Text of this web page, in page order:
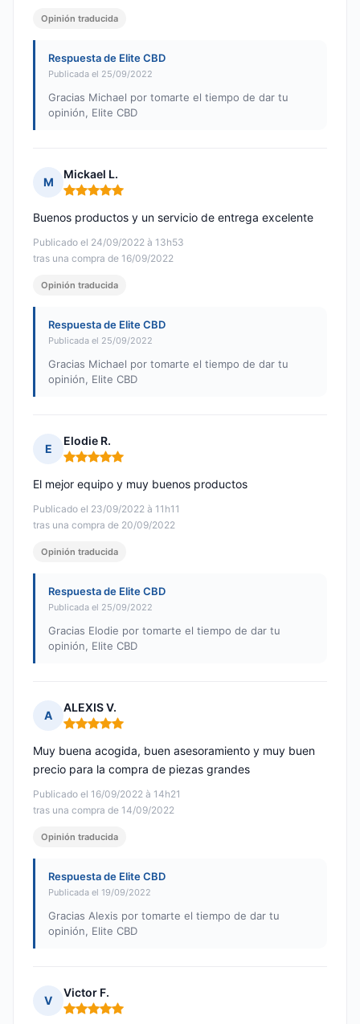
Opinión traducida
Respuesta de Elite CBD
Publicada el 25/09/2022
Gracias Michael por tomarte el tiempo de dar tu
opinión, Elite CBD
M
Mickael L.
Nota: 5 de 5
Publicado el 24/09/2022 à 13h53
tras una compra de 16/09/2022
Buenos productos y un servicio de entrega excelente
Opinión traducida
Respuesta de Elite CBD
Publicada el 25/09/2022
Gracias Michael por tomarte el tiempo de dar tu
opinión, Elite CBD
E
Elodie R.
Nota: 5 de 5
Publicado el 23/09/2022 à 11h11
tras una compra de 20/09/2022
El mejor equipo y muy buenos productos
Opinión traducida
Respuesta de Elite CBD
Publicada el 25/09/2022
Gracias Elodie por tomarte el tiempo de dar tu
opinión, Elite CBD
A
ALEXIS V.
Nota: 5 de 5
Publicado el 16/09/2022 à 14h21
tras una compra de 14/09/2022
Muy buena acogida, buen asesoramiento y muy buen
precio para la compra de piezas grandes
Opinión traducida
Respuesta de Elite CBD
Publicada el 19/09/2022
Gracias Alexis por tomarte el tiempo de dar tu
opinión, Elite CBD
V
Victor F.
Nota: 5 de 5